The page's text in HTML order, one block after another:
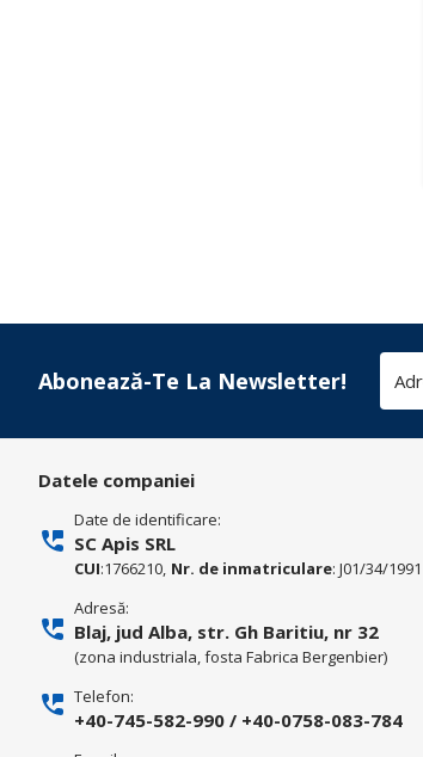
Abonează-Te La Newsletter!
Datele companiei
Date de identificare:
SC Apis SRL
CUI:1766210, Nr. de inmatriculare: J01/34/1991
Adresă:
Blaj, jud Alba, str. Gh Baritiu, nr 32
(zona industriala, fosta Fabrica Bergenbier)
Telefon:
+40-745-582-990 / +40-0758-083-784